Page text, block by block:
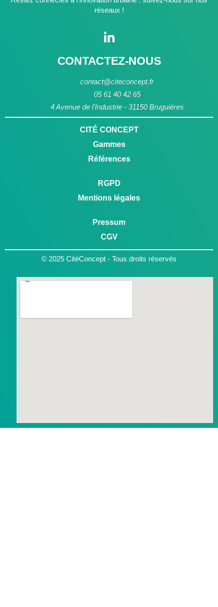
réseaux !
CONTACTEZ-NOUS
contact@citeconcept.fr
05 61 40 42 65
4 Avenue de l’Industrie - 31150 Bruguières
CITÉ CONCEPT
Gammes
Références
RGPD
Mentions légales
Pressum
CGV
© 2025 CitéConcept - Tous droits réservés